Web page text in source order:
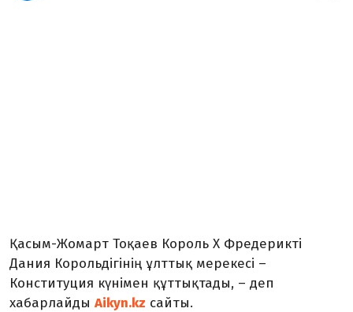
Қасым-Жомарт Тоқаев Король X Фредерикті
Дания Корольдігінің ұлттық мерекесі –
Конституция күнімен құттықтады, – деп
хабарлайды Aikyn.kz сайты.